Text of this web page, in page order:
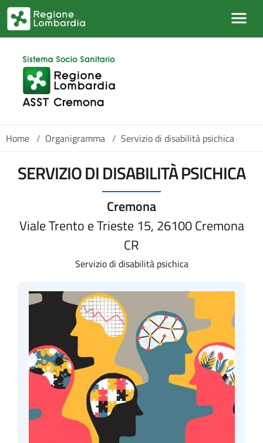
Salta al contenuto principale
Home / Organigramma / Servizio di disabilità psichica
SERVIZIO DI DISABILITÀ PSICHICA
Cremona
Viale Trento e Trieste 15, 26100 Cremona
CR
Servizio di disabilità psichica